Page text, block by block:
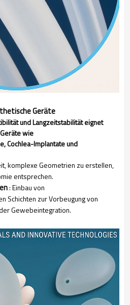
Geräte
und Langzeitstabilität eignet
wie
Cochlea-Implantate und
komplexe Geometrien zu erstellen,
entsprechen.
: Einbau von
Schichten zur Vorbeugung von
Gewebeintegration.